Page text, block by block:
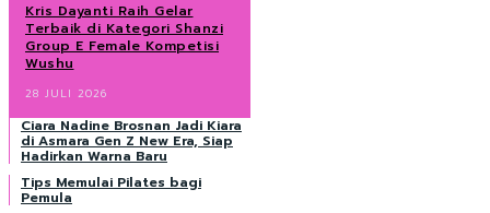
Kris Dayanti Raih Gelar
Terbaik di Kategori Shanzi
Group E Female Kompetisi
Wushu
28 JULI 2026
Ciara Nadine Brosnan Jadi Kiara
di Asmara Gen Z New Era, Siap
Hadirkan Warna Baru
Tips Memulai Pilates bagi
Pemula